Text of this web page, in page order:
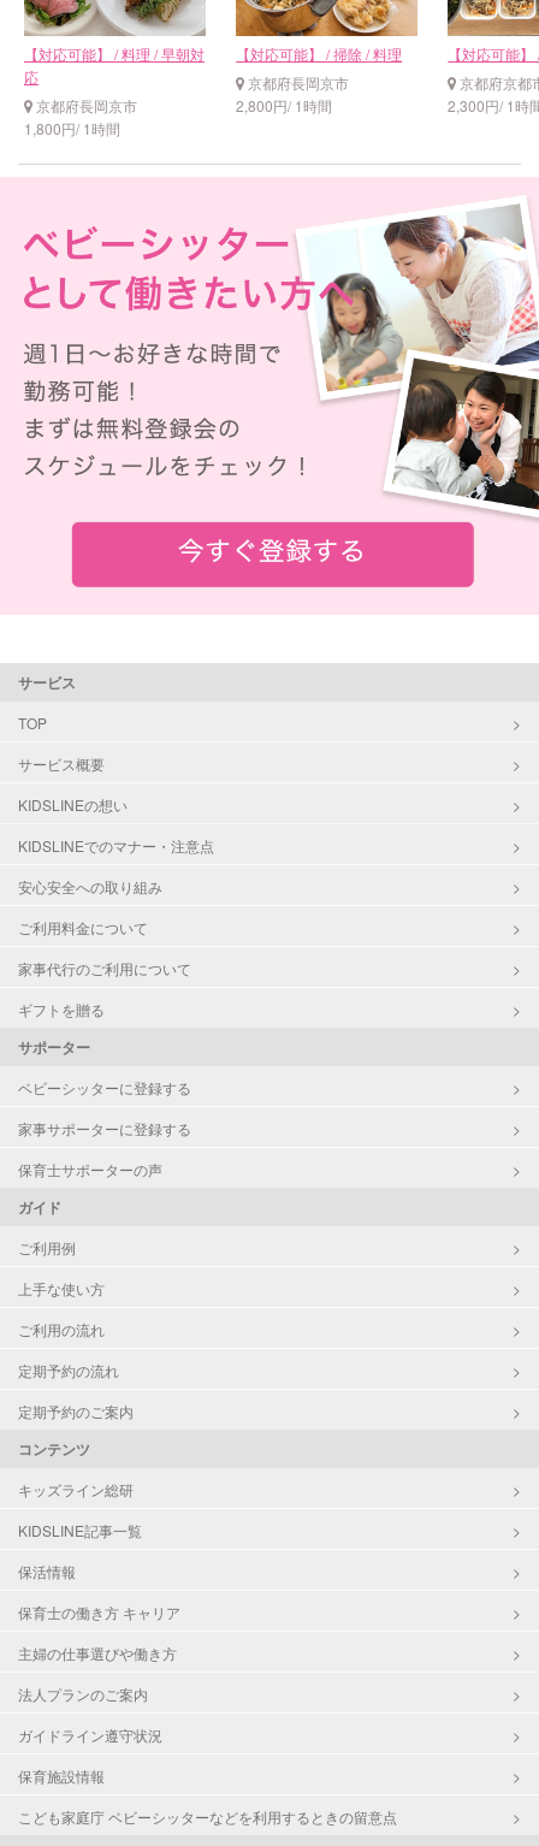
【対応可能】 / 料理 / 早朝対
応
京都府長岡京市
1,800円/ 1時間
【対応可能】 / 掃除 / 料理
京都府長岡京市
2,800円/ 1時間
【対応可能
京都府京都
2,300円/ 1時
サービス
TOP
サービス概要
KIDSLINEの想い
KIDSLINEでのマナー・注意点
安心安全への取り組み
ご利用料金について
家事代行のご利用について
ギフトを贈る
サポーター
ベビーシッターに登録する
家事サポーターに登録する
保育士サポーターの声
ガイド
ご利用例
上手な使い方
ご利用の流れ
定期予約の流れ
定期予約のご案内
コンテンツ
キッズライン総研
KIDSLINE記事一覧
保活情報
保育士の働き方 キャリア
主婦の仕事選びや働き方
法人プランのご案内
ガイドライン遵守状況
保育施設情報
こども家庭庁 ベビーシッターなどを利用するときの留意点